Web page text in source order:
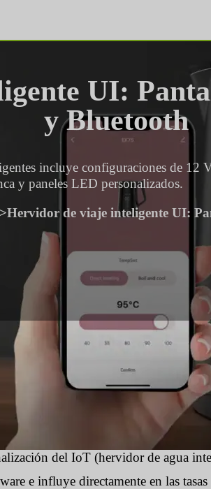
UI:
y Bluetooth
incluye configuraciones de 12
y paneles LED personalizados.
Hervidor de viaje inteligente UI:
del IoT (hervidor de agua
e influye directamente en las